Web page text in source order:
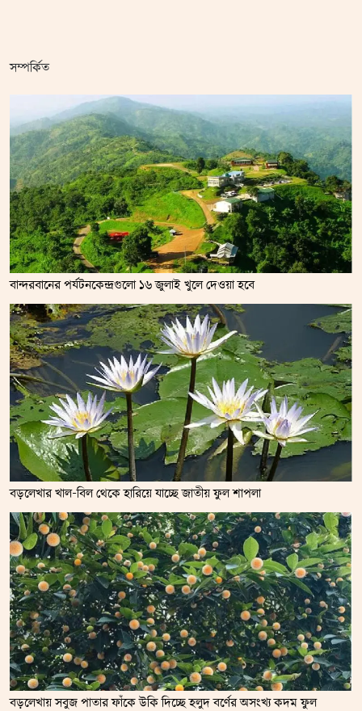
সম্পর্কিত
বান্দরবানের পর্যটনকেন্দ্রগুলো ১৬ জুলাই খুলে দেওয়া হবে
বড়লেখার খাল-বিল থেকে হারিয়ে যাচ্ছে জাতীয় ফুল শাপলা
বড়লেখায় সবুজ পাতার ফাঁকে উকি দিচ্ছে হলুদ বর্ণের অসংখ্য কদম ফুল